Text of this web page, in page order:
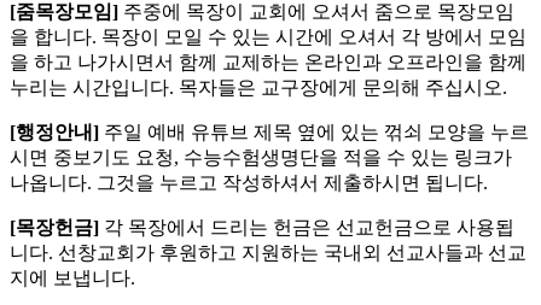
[줌목장모임] 주중에 목장이 교회에 오셔서 줌으로 목장모임
을 합니다. 목장이 모일 수 있는 시간에 오셔서 각 방에서 모임
을 하고 나가시면서 함께 교제하는 온라인과 오프라인을 함께
누리는 시간입니다. 목자들은 교구장에게 문의해 주십시오.
[행정안내] 주일 예배 유튜브 제목 옆에 있는 꺾쇠 모양을 누르
시면 중보기도 요청, 수능수험생명단을 적을 수 있는 링크가
나옵니다. 그것을 누르고 작성하셔서 제출하시면 됩니다.
[목장헌금] 각 목장에서 드리는 헌금은 선교헌금으로 사용됩
니다. 선창교회가 후원하고 지원하는 국내외 선교사들과 선교
지에 보냅니다.